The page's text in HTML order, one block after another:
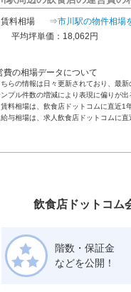
賃料相場
⇒市川駅の物件相場
平均坪単価：18,062円
費の相場データについて
ちらの情報は日々更新されており、最新
プル件数の増減により表現に偏りが
料相場は、飲食店ドットコムに直近1
与相場は、求人飲食店ドットコムに直
飲食店ドットコム
階数・保証金
などを公開！